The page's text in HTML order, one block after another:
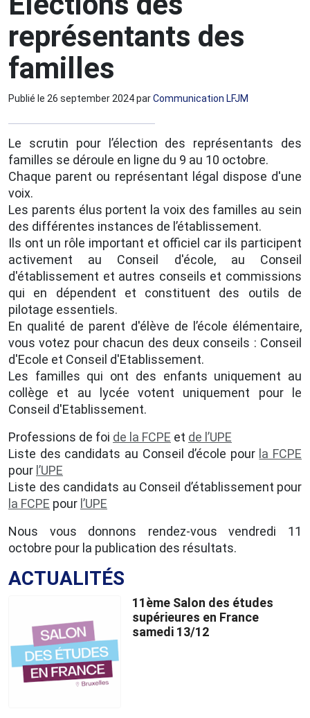
représentants des
familles
Publié le 26 september 2024parCommunication LFJM
Le scrutin pour l’élection des représentants des
familles se déroule en ligne du 9 au 10 octobre.
Chaque parent ou représentant légal dispose d'une
voix.
Les parents élus portent la voix des familles au sein
des différentes instances de l’établissement.
Ils ont un rôle important et officiel car ils participent
activement au Conseil d'école, au Conseil
d'établissement et autres conseils et commissions
qui en dépendent et constituent des outils de
pilotage essentiels.
En qualité de parent d'élève de l’école élémentaire,
vous votez pour chacun des deux conseils : Conseil
d'Ecole et Conseil d'Etablissement.
Les familles qui ont des enfants uniquement au
collège et au lycée votent uniquement pour le
Conseil d'Etablissement.
Professions de foi de la FCPE et de l’UPE
Liste des candidats au Conseil d’école pour la FCPE
pour l’UPE
Liste des candidats au Conseil d’établissement pour
la FCPE pour l’UPE
Nous vous donnons rendez-vous vendredi 11
octobre pour la publication des résultats.
ACTUALITÉS
11ème Salon des études
supérieures en France
samedi 13/12